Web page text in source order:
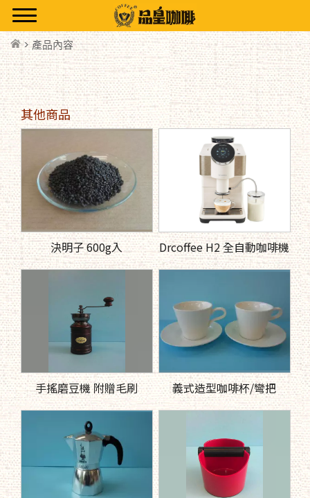
> 產品內容
其他商品
決明子 600g入 Drcoffee H2 全自動咖啡機
手搖磨豆機 附贈毛刷 義式造型咖啡杯/彎把